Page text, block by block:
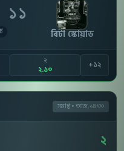
১১
বিটা স্কোয়াড
২
২.১০ +১২
সমাপ্ত • আজ, ১৪:৩০
২